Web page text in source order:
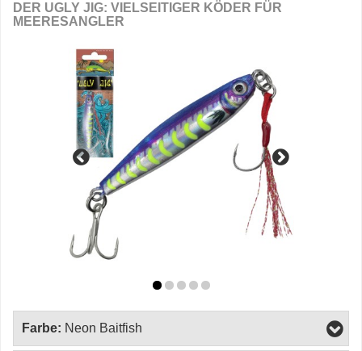
DER UGLY JIG: VIELSEITIGER KÖDER FÜR
MEERESANGLER
Farbe: Neon Baitfish